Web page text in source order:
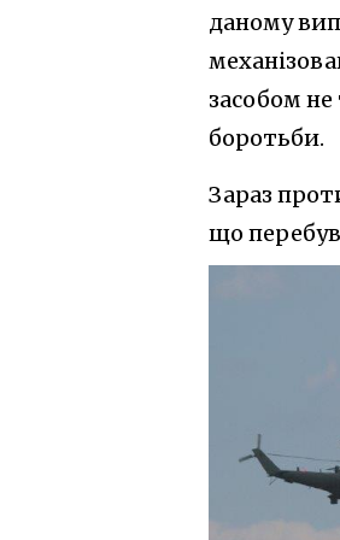
даному
засобом
боротьби.
Зараз
що